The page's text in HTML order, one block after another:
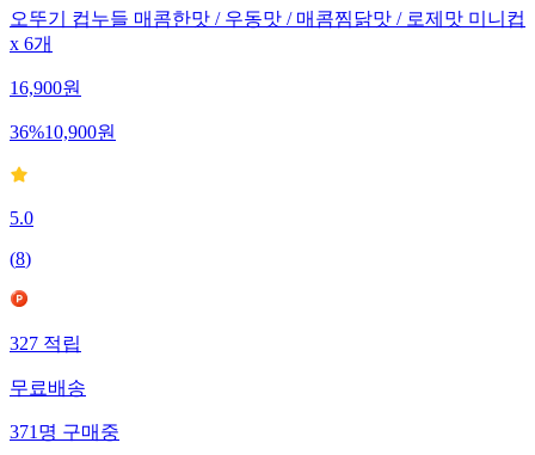
오뚜기 컵누들 매콤한맛 / 우동맛 / 매콤찜닭맛 / 로제맛 미니컵
x 6개
16,900원
36%10,900원
5.0
(8)
327적립
무료배송
371명구매중